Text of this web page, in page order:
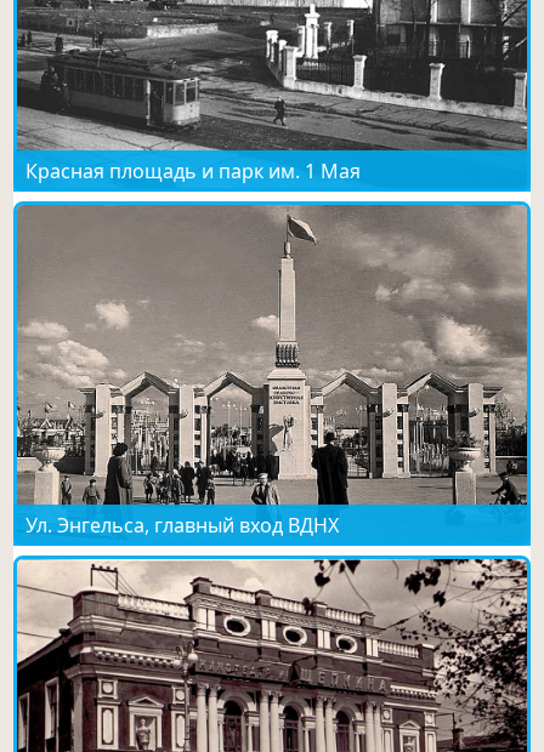
Красная площадь и парк им. 1 Мая
Ул. Энгельса, главный вход ВДНХ